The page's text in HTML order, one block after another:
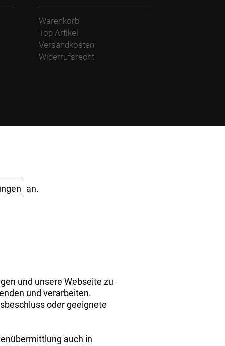
Warenkorb
Top Artikel
Versandkosten
Widerrufsrecht
an.
und unsere Webseite zu
und verarbeiten.
oder geeignete
auch in